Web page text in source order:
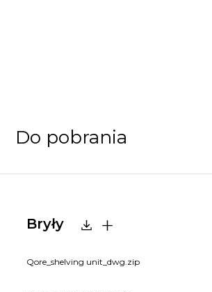
Do pobrania
Bryły
Qore_shelving unit_dwg.zip